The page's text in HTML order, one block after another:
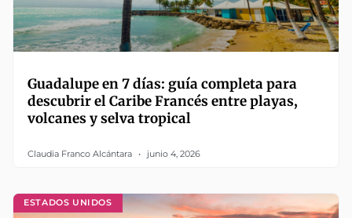
Guadalupe en 7 días: guía completa para
descubrir el Caribe Francés entre playas,
volcanes y selva tropical
Claudia Franco Alcántara junio 4, 2026
ESTADOS UNIDOS